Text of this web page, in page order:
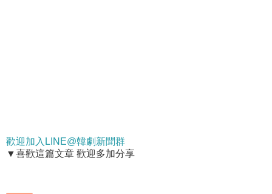
歡迎加入LINE@韓劇新聞群
▼喜歡這篇文章 歡迎多加分享